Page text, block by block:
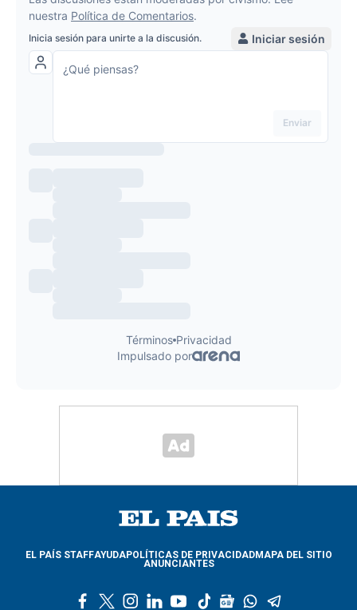
EL PAÍS STAFFAYUDAPOLÍTICAS DE PRIVACIDADMAPA DEL SITIO
ANUNCIANTES
l
y
t
g
w